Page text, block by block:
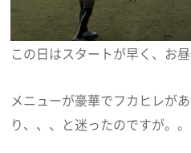
この日はスタートが早く、お
メニューが豪華でフカヒレが
り、、、と迷ったのですが。。